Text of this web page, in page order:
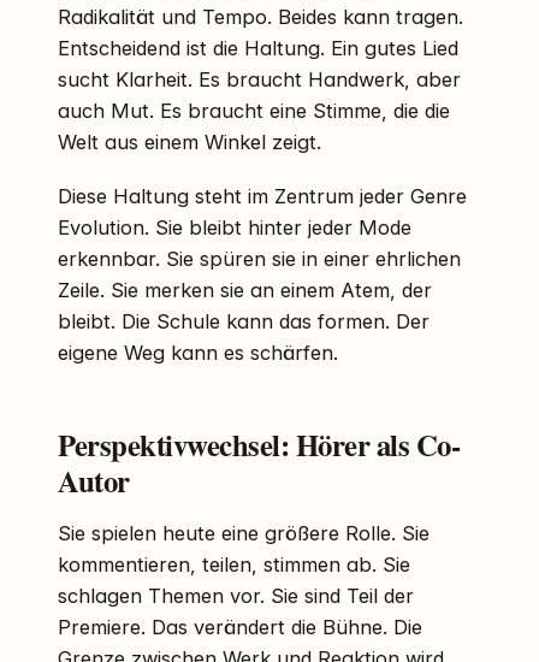
Radikalität und Tempo. Beides kann tragen.
Entscheidend ist die Haltung. Ein gutes Lied
sucht Klarheit. Es braucht Handwerk, aber
auch Mut. Es braucht eine Stimme, die die
Welt aus einem Winkel zeigt.
Diese Haltung steht im Zentrum jeder Genre
Evolution. Sie bleibt hinter jeder Mode
erkennbar. Sie spüren sie in einer ehrlichen
Zeile. Sie merken sie an einem Atem, der
bleibt. Die Schule kann das formen. Der
eigene Weg kann es schärfen.
Perspektivwechsel: Hörer als Co-
Autor
Sie spielen heute eine größere Rolle. Sie
kommentieren, teilen, stimmen ab. Sie
schlagen Themen vor. Sie sind Teil der
Premiere. Das verändert die Bühne. Die